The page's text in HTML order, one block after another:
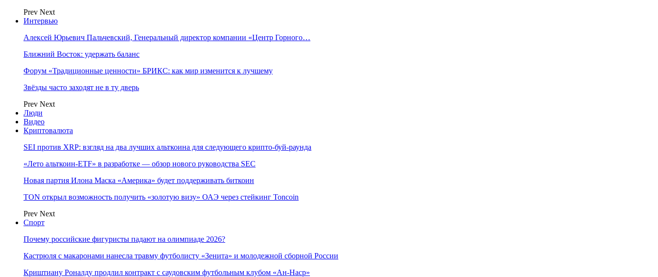
Prev Next
Интервью
Алексей Юрьевич Пальчевский, Генеральный директор компании «Центр Горного…
Ближний Восток: удержать баланс
Форум «Традиционные ценности» БРИКС: как мир изменится к лучшему
Звёзды часто заходят не в ту дверь
Prev Next
Люди
Видео
Криптовалюта
SEI против XRP: взгляд на два лучших альткоина для следующего крипто-буй-раунда
«Лето альткоин-ETF» в разработке — обзор нового руководства SEC
Новая партия Илона Маска «Америка» будет поддерживать биткоин
TON открыл возможность получить «золотую визу» ОАЭ через стейкинг Toncoin
Prev Next
Спорт
Почему российские фигуристы падают на олимпиаде 2026?
Кастрюля с макаронами нанесла травму футболисту «Зенита» и молодежной сборной России
Криштиану Роналду продлил контракт с саудовским футбольным клубом «Ан-Наср»